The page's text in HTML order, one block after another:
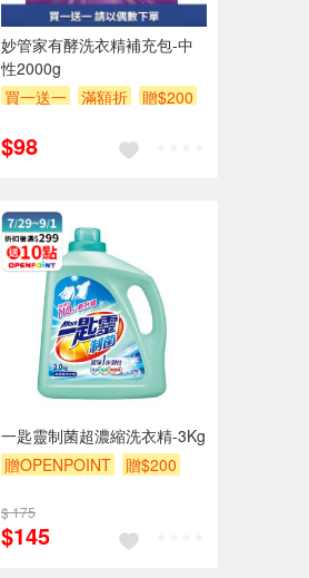
妙管家有酵洗衣精補充包-中
性2000g
買一送一
滿額折 贈$200
$98
一匙靈制菌超濃縮洗衣精-3Kg
贈OPENPOINT
贈$200
$ 175
$145